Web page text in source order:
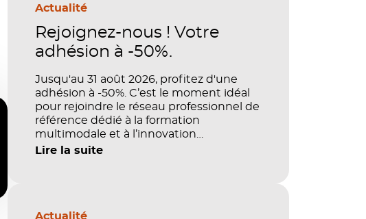
Actualité
Rejoignez-nous ! Votre
adhésion à -50%.
Jusqu'au 31 août 2026, profitez d'une
adhésion à -50%. C’est le moment idéal
pour rejoindre le réseau professionnel de
référence dédié à la formation
multimodale et à l’innovation
pédagogique.
Lire la suite
Actualité